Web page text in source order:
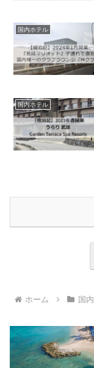
国内ホテル
国内ホテル
ホーム 国